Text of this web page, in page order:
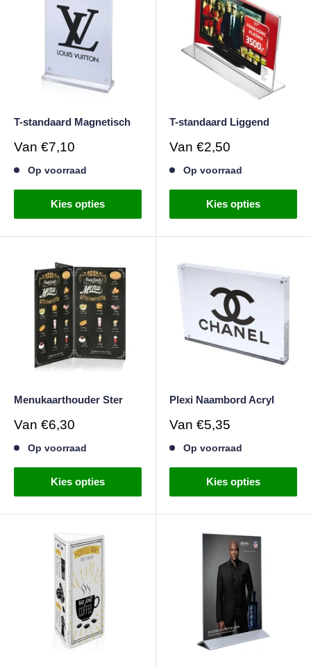
T-standaard Magnetisch
Verkoopprijs
Van €7,10
Op voorraad
Kies opties
T-standaard Liggend
Verkoopprijs
Van €2,50
Op voorraad
Kies opties
Menukaarthouder Ster
Verkoopprijs
Van €6,30
Op voorraad
Kies opties
Plexi Naambord Acryl
Verkoopprijs
Van €5,35
Op voorraad
Kies opties